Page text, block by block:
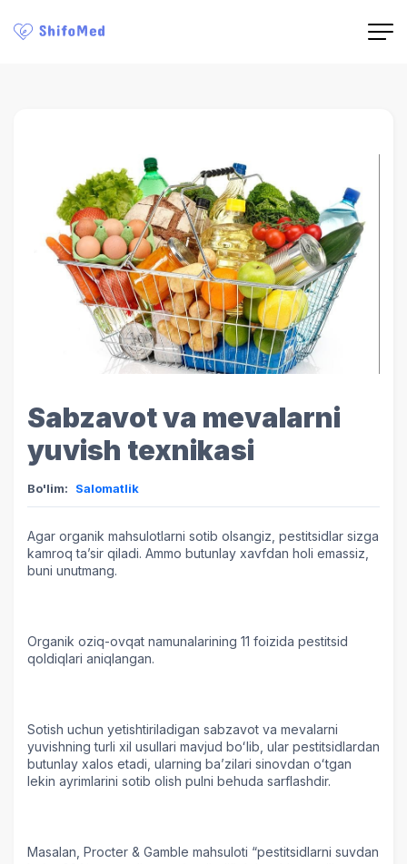
Sabzavot va mevalarni
yuvish texnikasi
Bo'lim: Salomatlik
Agar organik mahsulotlarni sotib olsangiz, pestitsidlar sizga
kamroq taʼsir qiladi. Ammo butunlay xavfdan holi emassiz,
buni unutmang.
Organik oziq-ovqat namunalarining 11 foizida pestitsid
qoldiqlari aniqlangan.
Sotish uchun yetishtiriladigan sabzavot va mevalarni
yuvishning turli xil usullari mavjud boʻlib, ular pestitsidlardan
butunlay xalos etadi, ularning baʼzilari sinovdan oʻtgan
lekin ayrimlarini sotib olish pulni behuda sarflashdir.
Masalan, Procter & Gamble mahsuloti “pestitsidlarni suvdan